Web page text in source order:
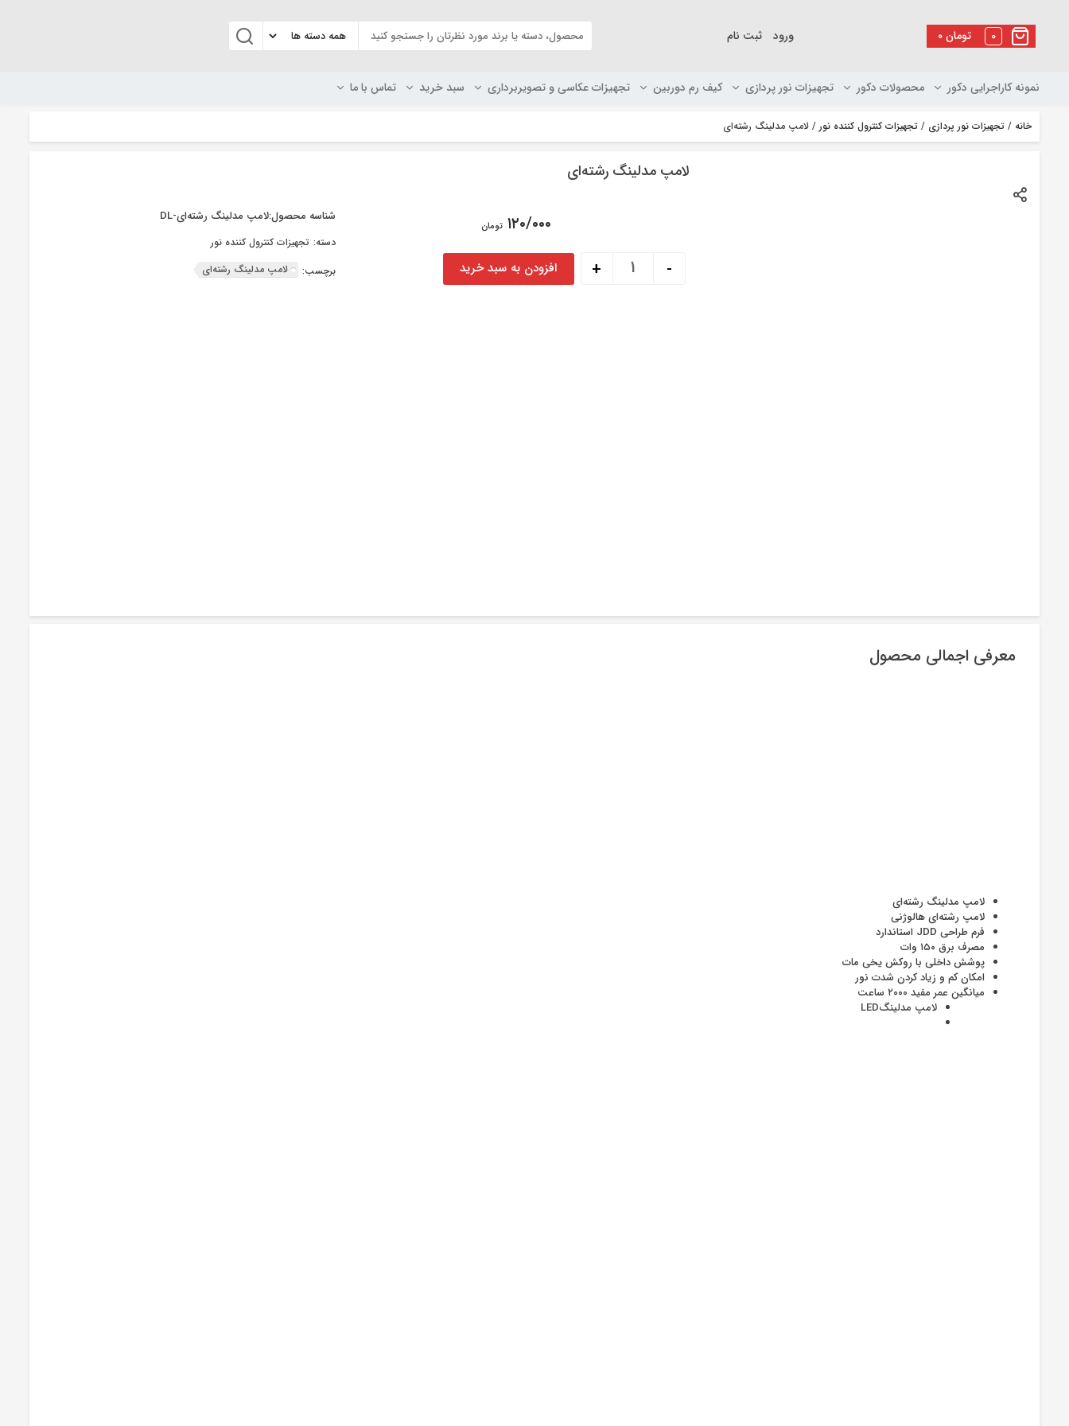
۰تومان 0 ورود ثبت نام
نمونه کاراجرایی دکور محصولات دکور تجهیزات نور پردازی کیف رم دوربین تجهیزات عکاسی و تصویربرداری سبد خرید تماس با ما
خانه / تجهیزات نور پردازی / تجهیزات کنترول کننده نور / لامپ مدلینگ رشته‌ای
لامپ مدلینگ رشته‌ای
۱۲۰/۰۰۰ تومان
لامپ مدلینگ رشته‌ای عدد
-
+ افزودن به سبد خرید
شناسه محصول:لامپ مدلینگ رشته‌ای-DL
دسته: تجهیزات کنترول کننده نور
برچسب:
لامپ مدلینگ رشته‌ای
معرفی اجمالی محصول
لامپ مدلینگ رشته‌ای
لامپ رشته‌ای هالوژنی
فرم طراحی JDD استاندارد
مصرف برق ۱۵۰ وات
پوشش داخلی با روکش یخی مات
امکان کم و زیاد کردن شدت نور
میانگین عمر مفید ۲۰۰۰ ساعت
لامپ مدلینگLED